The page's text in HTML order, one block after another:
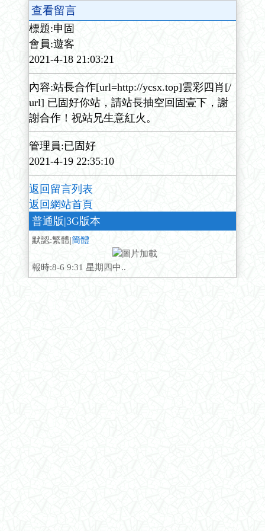
查看留言
標題:申固
會員:遊客
2021-4-18 21:03:21
內容:站長合作[url=http://ycsx.top]雲彩四肖[/
url] 已固好你站，請站長抽空回固壹下，謝
謝合作！祝站兄生意紅火。
管理員:已固好
2021-4-19 22:35:10
返回留言列表
返回網站首頁
普通版|3G版本
默認:繁體|簡體
報時:8-6 9:31 星期四